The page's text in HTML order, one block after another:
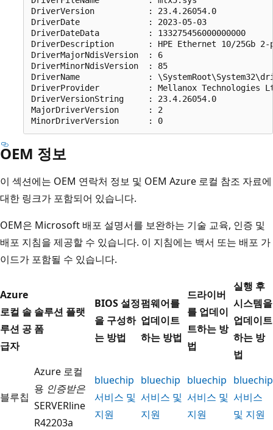
DriverVersion			: 23.4.26054.0
DriverDate			    : 2023-05-03
DriverDateData			: 133275456000000000
DriverDescription		: HPE Ethernet 10/25Gb 2-port 640FLR-SFP28 Adapter
DriverMajorNdisVersion	: 6
DriverMinorNdisVersion 	: 85
DriverName			    : \SystemRoot\System32\drivers\mlx5.sys
DriverProvider			: Mellanox Technologies Ltd.
DriverVersionString		: 23.4.26054.0
MajorDriverVersion		: 2
OEM 정보
이 섹션에는 OEM 연락처 정보 및 OEM Azure 로컬 참조 자료에
대한 링크가 포함되어 있습니다.
OEM은 Microsoft 배포 설명서를 보완하는 기술 교육, 인증 및
배포 지침을 제공할 수 있습니다. 이 지침에는 백서 또는 배포 가
이드가 포함될 수 있습니다.
Azure
로컬 솔
루션 공
급자
솔루션 플랫
폼
BIOS 설정
을 구성하
는 방법
펌웨어를
업데이트
하는 방법
드라이버
를 업데이
트하는 방
법
실행 후
시스템을
업데이트
하는 방
법
블루칩
Azure 로컬
용 인증받은
SERVERline
R42203a
bluechip
서비스 및
지원
bluechip
서비스 및
지원
bluechip
서비스 및
지원
bluechip
서비스
및 지원